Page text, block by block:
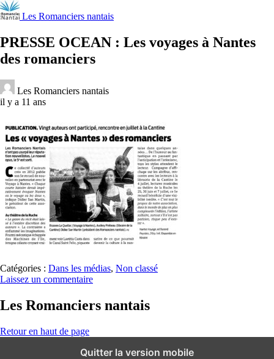
Les Romanciers nantais
PRESSE OCEAN : Les voyages à Nantes
des romanciers
Les Romanciers nantais
il y a 11 ans
Catégories : Dans les médias, Non classé
Laissez un commentaire
Les Romanciers nantais
Retour en haut de page
Quitter la version mobile